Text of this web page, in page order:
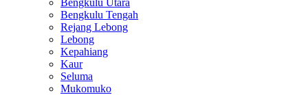
Bengkulu Utara
Bengkulu Tengah
Rejang Lebong
Lebong
Kepahiang
Kaur
Seluma
Mukomuko